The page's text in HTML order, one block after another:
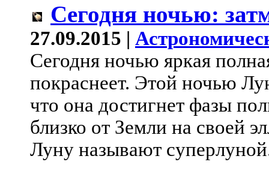
Сегодня ночью:
27.09.2015 |
Сегодня ночью яркая
покраснеет. Этой ночью
что она достигнет фазы
близко от Земли на своей
Луну называют